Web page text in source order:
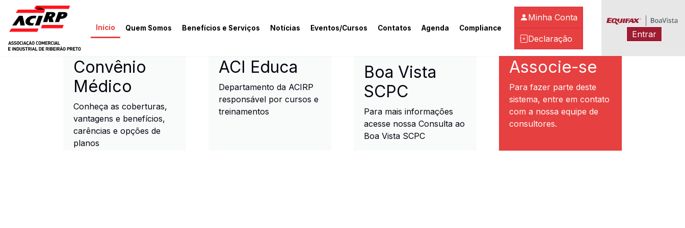
Pular para o conteúdo principal
Início Quem Somos Benefícios e Serviços Notícias Eventos/Cursos Contatos Agenda Compliance
Minha Conta
Declaração Entrar
ACIRP - Associação Comercial e Industrial de Ribeirão Preto
Convênio
Médico
Conheça as coberturas,
vantagens e benefícios,
carências e opções de
planos
ACI Educa
Departamento da ACIRP
responsável por cursos e
treinamentos
Boa Vista
SCPC
Para mais informações
acesse nossa Consulta ao
Boa Vista SCPC
Associe-se
Para fazer parte deste
sistema, entre em contato
com a nossa equipe de
consultores.